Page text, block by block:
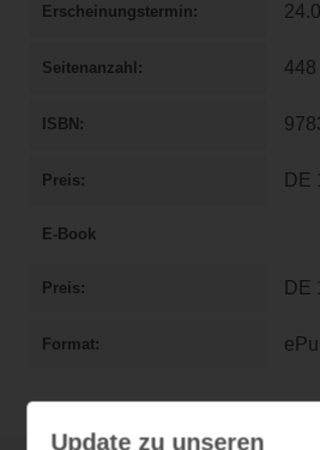
Erscheinungstermin
Seitenanzahl 448
ISBN
Preis DE
E-Book
Preis DE
Format
Update zu unseren